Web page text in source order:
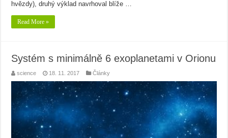
hvězdy), druhý výklad navrhoval blíže …
Read More »
Systém s minimálně 6 exoplanetami v Orionu
science 18. 11. 2017 Články